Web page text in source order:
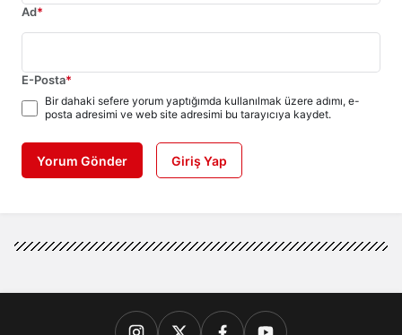
Ad*
E-Posta*
Bir dahaki sefere yorum yaptığımda kullanılmak üzere adımı, e-
posta adresimi ve web site adresimi bu tarayıcıya kaydet.
Yorum Gönder Giriş Yap